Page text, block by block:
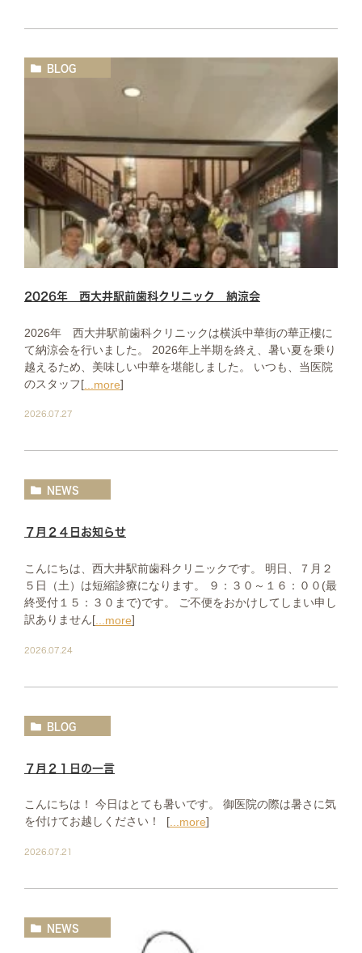
BLOG
2026年 西大井駅前歯科クリニック 納涼会
2026年 西大井駅前歯科クリニックは横浜中華街の華正樓に
て納涼会を行いました。 2026年上半期を終え、暑い夏を乗り
越えるため、美味しい中華を堪能しました。 いつも、当医院
のスタッフ[ ...more]
2026.07.27
NEWS
７月２４日お知らせ
こんにちは、西大井駅前歯科クリニックです。 明日、７月２
５日（土）は短縮診療になります。 ９：３０～１６：００(最
終受付１５：３０まで)です。 ご不便をおかけしてしまい申し
訳ありません[ ...more]
2026.07.24
BLOG
７月２１日の一言
こんにちは！ 今日はとても暑いです。 御医院の際は暑さに気
を付けてお越しください！ [ ...more]
2026.07.21
NEWS